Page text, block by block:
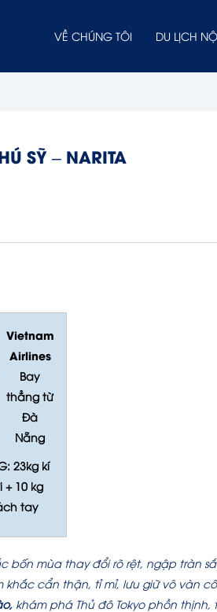
VỀ CHÚNG TÔI DU LỊCH
SỸ – NARITA
Vietnam
Airlines
Bay
thẳng từ
Đà
Nẵng
23kg kí
+ 10 kg
tay
bốn mùa thay đổi rõ rệt, ngập tràn
cẩn thận, tỉ mỉ, lưu giữ vô vàn cố
khám phá Thủ đô Tokyo phồn